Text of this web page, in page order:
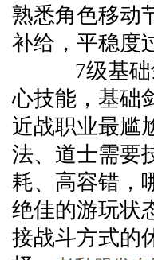
熟悉角色移动
补给，平稳度
7级基础
心技能，基础
近战职业最尴
法、道士需要
耗、高容错，
绝佳的游玩状
接战斗方式的